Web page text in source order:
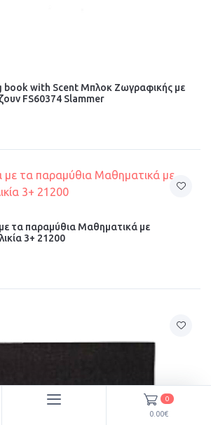
book with Scent Μπλοκ Ζωγραφικής με
FS60374 Slammer
τα παραμύθια Μαθηματικά με
3+ 21200
0
0.00€